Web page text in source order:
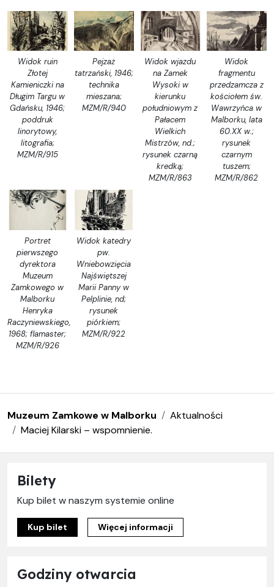
Widok ruin
Złotej
Kamieniczki na
Długim Targu w
Gdańsku, 1946;
poddruk
linorytowy,
litografia;
MZM/R/915
Pejzaż
tatrzański, 1946;
technika
mieszana;
MZM/R/940
Widok wjazdu
na Zamek
Wysoki w
kierunku
południowym z
Pałacem
Wielkich
Mistrzów, nd.;
rysunek czarną
kredką;
MZM/R/863
Widok
fragmentu
przedzamcza z
kościołem św.
Wawrzyńca w
Malborku, lata
60.XX w.;
rysunek
czarnym
tuszem;
MZM/R/862
Portret
pierwszego
dyrektora
Muzeum
Zamkowego w
Malborku
Henryka
Raczyniewskiego,
1968; flamaster;
MZM/R/926
Widok katedry
pw.
Wniebowzięcia
Najświętszej
Marii Panny w
Pelplinie, nd;
rysunek
piórkiem;
MZM/R/922
Muzeum Zamkowe w Malborku
Aktualności
Maciej Kilarski – wspomnienie.
Bilety
Kup bilet w naszym systemie online
Kup bilet Więcej informacji
Godziny otwarcia